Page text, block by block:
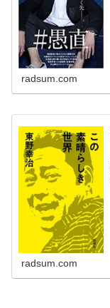
radsum.com
radsum.com